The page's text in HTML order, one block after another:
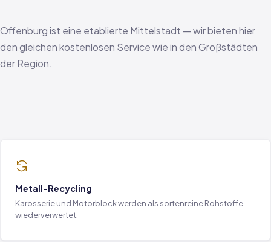
Offenburg ist eine etablierte Mittelstadt — wir bieten hier
den gleichen kostenlosen Service wie in den Großstädten
der Region.
Metall-Recycling
Karosserie und Motorblock werden als sortenreine Rohstoffe
wiederverwertet.